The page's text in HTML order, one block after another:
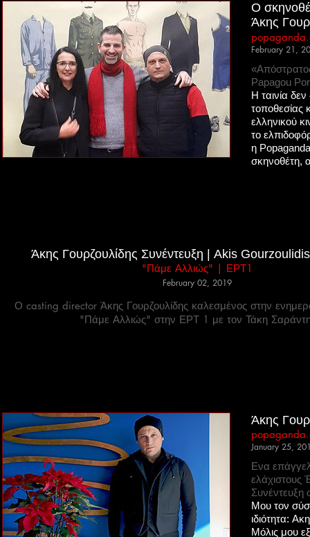
Ο
Άκης
February 21,
Papagou
Η ταινία
τοποθεσίας
ελληνικού
το
η
σκηνοθέτη,
Άκης Γουρζουλίδης Συνέντευξη | Akis
"Πάμε Αλλιώς" | ΕΡΤ1
February 02, 2019
Ο casting director Άκης Γουρζουλίδης καλεσμένος στην
"Πάμε Αλλιώς" στην ΕΡΤ 1 με τον Τάκη
Άκης
January 25,
Ενα
ελάχιστους
Μου τον
ιδιότητα:
Μόλις μου